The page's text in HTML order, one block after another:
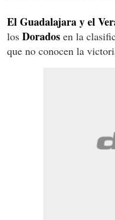
El Guadalajara y el
los Dorados en la
que no conocen la